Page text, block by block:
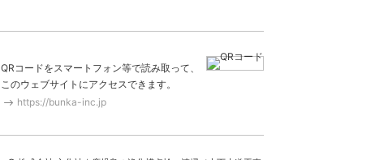
QRコードをスマートフォン等で読み取って、
このウェブサイトにアクセスできます。
https://bunka-inc.jp